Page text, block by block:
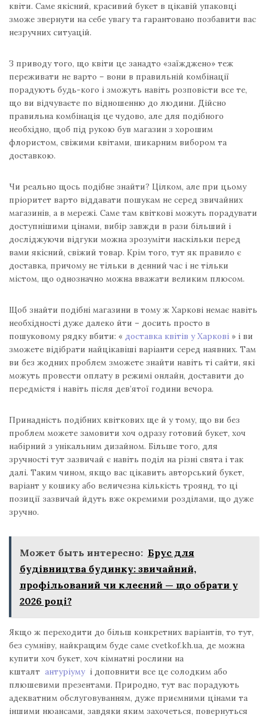
квіти. Саме якісний, красивий букет в цікавій упаковці
зможе звернути на себе увагу та гарантовано позбавити вас
незручних ситуацій.
З приводу того, що квіти це занадто «заїжджено» теж
переживати не варто – вони в правильній комбінації
порадують будь-кого і зможуть навіть розповісти все те,
що ви відчуваєте по відношенню до людини. Дійсно
правильна комбінація це чудово, але для подібного
необхідно, щоб під рукою був магазин з хорошим
флористом, свіжими квітами, шикарним вибором та
доставкою.
Чи реально щось подібне знайти? Цілком, але при цьому
пріоритет варто віддавати пошукам не серед звичайних
магазинів, а в мережі. Саме там квіткові можуть порадувати
доступнішими цінами, вибір завжди в рази більший і
досліджуючи відгуки можна зрозуміти наскільки перед
вами якісний, свіжий товар. Крім того, тут як правило є
доставка, причому не тільки в денний час і не тільки
містом, що однозначно можна вважати великим плюсом.
Щоб знайти подібні магазини в тому ж Харкові немає навіть
необхідності дуже далеко йти – досить просто в
пошуковому рядку вбити: « доставка квітів у Харкові » і ви
зможете відібрати найцікавіші варіанти серед наявних. Там
ви без жодних проблем зможете знайти навіть ті сайти, які
можуть провести оплату в режимі онлайн, доставити до
передмістя і навіть після дев’ятої години вечора.
Принадність подібних квіткових ще й у тому, що ви без
проблем можете замовити хоч одразу готовий букет, хоч
набірний з унікальним дизайном. Більше того, для
зручності тут зазвичай є навіть поділ на різні свята і так
далі. Таким чином, якщо вас цікавить авторський букет,
варіант у кошику або величезна кількість троянд, то ці
позиції зазвичай йдуть вже окремими розділами, що дуже
зручно.
Может быть интересно: Брус для
будівництва будинку: звичайний,
профільований чи клеєний — що обрати у
2026 році?
Якщо ж переходити до більш конкретних варіантів, то тут,
без сумніву, найкращим буде саме cvetkof.kh.ua, де можна
купити хоч букет, хоч кімнатні рослини на
кшталт антуріумуі доповнити все це солодким або
плюшевими презентами. Природно, тут вас порадують
адекватним обслуговуванням, дуже приємними цінами та
іншими нюансами, завдяки яким захочеться, повернуться